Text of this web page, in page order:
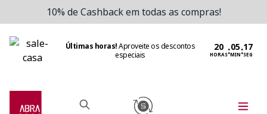
10% de Cashback em todas as compras!
Últimas horas!Aproveite os descontos
especiais
HORAS:MIN:SEG